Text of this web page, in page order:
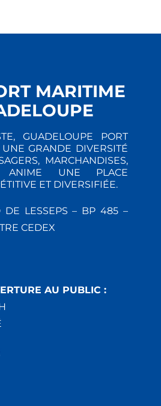
MARITIME
GUADELOUPE PORT
GRANDE DIVERSITÉ
MARCHANDISES,
ANIME UNE PLACE
ET DIVERSIFIÉE.
DE LESSEPS – BP 485 –
CEDEX
AU PUBLIC :